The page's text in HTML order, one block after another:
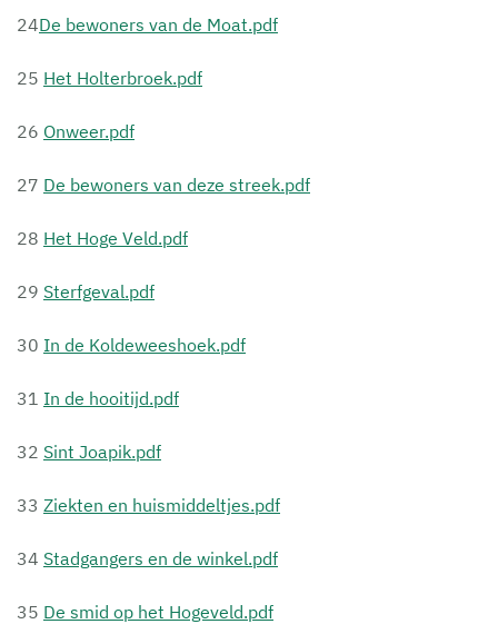
24De bewoners van de Moat.pdf
25 Het Holterbroek.pdf
26 Onweer.pdf
27 De bewoners van deze streek.pdf
28 Het Hoge Veld.pdf
29 Sterfgeval.pdf
30 In de Koldeweeshoek.pdf
31 In de hooitijd.pdf
32 Sint Joapik.pdf
33 Ziekten en huismiddeltjes.pdf
34 Stadgangers en de winkel.pdf
35 De smid op het Hogeveld.pdf